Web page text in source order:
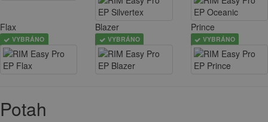
Flax
VYBRÁNO
Blazer
VYBRÁNO
Prince
VYBRÁNO
Potah